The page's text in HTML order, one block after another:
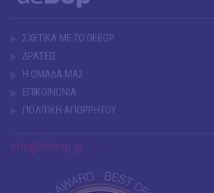
ΣΧΕΤΙΚΑ ΜΕ ΤΟ DEBOP
ΔΡΑΣΕΙΣ
Η ΟΜΑΔΑ ΜΑΣ
ΕΠΙΚΟΙΝΩΝΙΑ
ΠΟΛΙΤΙΚΗ ΑΠΟΡΡΗΤΟΥ
info@debop.gr